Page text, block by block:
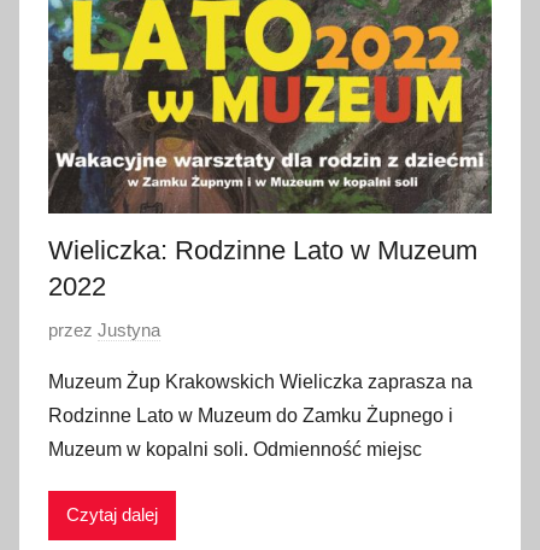
Wieliczka: Rodzinne Lato w Muzeum
2022
O
u
b
l
i
przez Justyna
Muzeum Żup Krakowskich Wieliczka zaprasza na
Rodzinne Lato w Muzeum do Zamku Żupnego i
Muzeum w kopalni soli. Odmienność miejsc
Czytaj dalej